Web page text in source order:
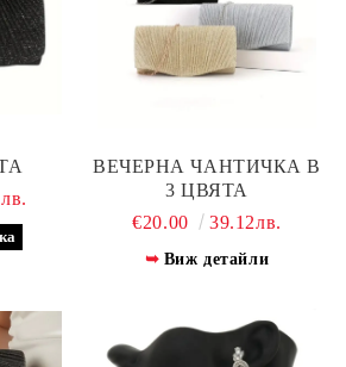
ВЕЧЕРНА ЧАНТИЧКА В
3 ЦВЯТА
€20.00
39.12лв.
Виж детайли